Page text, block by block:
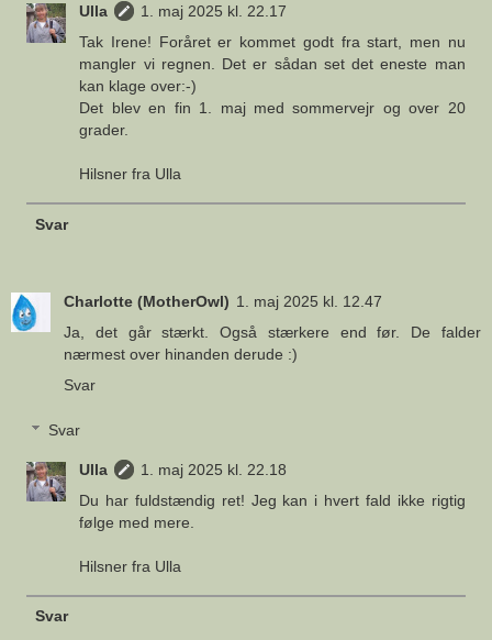
Ulla
1. maj 2025 kl. 22.17
Tak Irene! Foråret er kommet godt fra start, men nu
mangler vi regnen. Det er sådan set det eneste man
kan klage over:-)
Det blev en fin 1. maj med sommervejr og over 20
grader.
Hilsner fra Ulla
Svar
Charlotte (MotherOwl) 1. maj 2025 kl. 12.47
Ja, det går stærkt. Også stærkere end før. De falder
nærmest over hinanden derude :)
Svar
Svar
Ulla
1. maj 2025 kl. 22.18
Du har fuldstændig ret! Jeg kan i hvert fald ikke rigtig
følge med mere.
Hilsner fra Ulla
Svar